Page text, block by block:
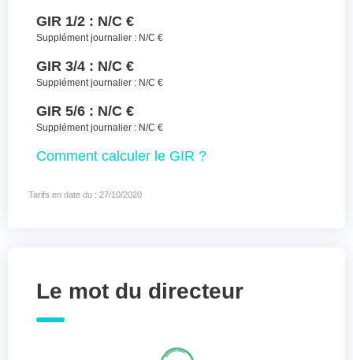
J'accepte les CGU (https://www.preprod-
ehpad-trikaya.fr/politique-de-
confidentialite/)*
ENVOYER
GIR 1/2 : N/C €
Supplément journalier : N/C €
GIR 3/4 : N/C €
Supplément journalier : N/C €
GIR 5/6 : N/C €
Supplément journalier : N/C €
Comment calculer le GIR ?
Tarifs en date du : 27/10/2020
Le mot du directeur